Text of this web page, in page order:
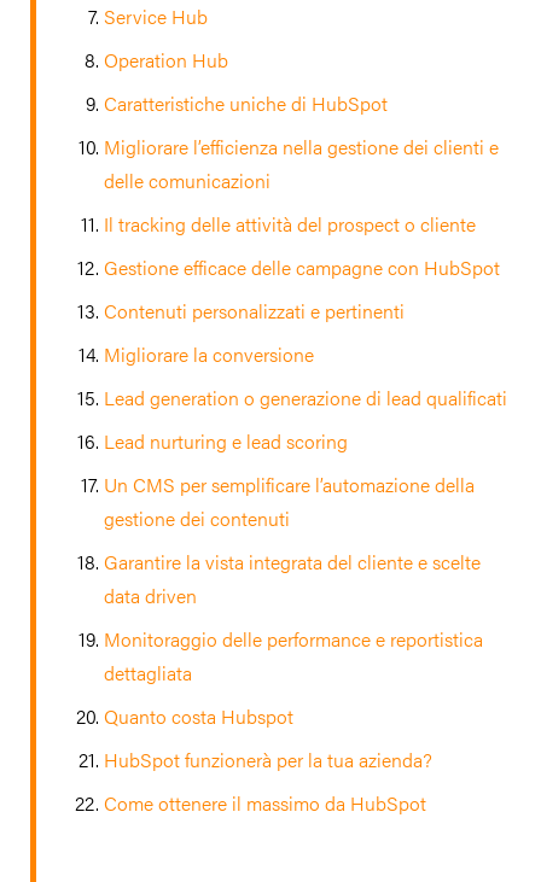
Service Hub
Operation Hub
Caratteristiche uniche di HubSpot
Migliorare l’efficienza nella gestione dei clienti e
delle comunicazioni
Il tracking delle attività del prospect o cliente
Gestione efficace delle campagne con HubSpot
Contenuti personalizzati e pertinenti
Migliorare la conversione
Lead generation o generazione di lead qualificati
Lead nurturing e lead scoring
Un CMS per semplificare l’automazione della
gestione dei contenuti
Garantire la vista integrata del cliente e scelte
data driven
Monitoraggio delle performance e reportistica
dettagliata
Quanto costa Hubspot
HubSpot funzionerà per la tua azienda?
Come ottenere il massimo da HubSpot